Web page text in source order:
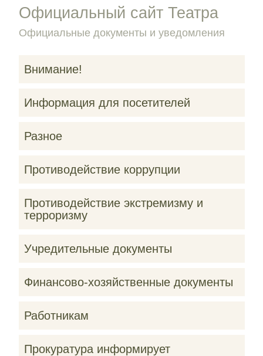
Официальный сайт Театра
Официальные документы и уведомления
Внимание!
Информация для посетителей
Разное
Противодействие коррупции
Противодействие экстремизму и
терроризму
Учредительные документы
Финансово-хозяйственные документы
Работникам
Прокуратура информирует